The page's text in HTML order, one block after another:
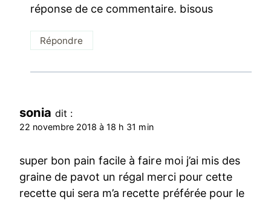
réponse de ce commentaire. bisous
Répondre
sonia dit :
22 novembre 2018 à 18 h 31 min
super bon pain facile à faire moi j’ai mis des
graine de pavot un régal merci pour cette
recette qui sera m’a recette préférée pour le